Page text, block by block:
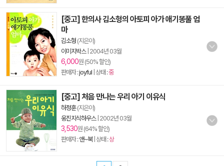
[중고] 한의사 김소형의 아토피 아가 애기똥풀 엄
마
김소형 (지은이)
이미지박스| 2004년 03월
6,000원 (50% 할인)
판매자 :joyful | 상태 :중
[중고] 처음 만나는 우리 아기 이유식
하정훈(지은이)
웅진지식하우스| 2002년 03월
3,530원 (64% 할인)
판매자 :앤~북| 상태 :상